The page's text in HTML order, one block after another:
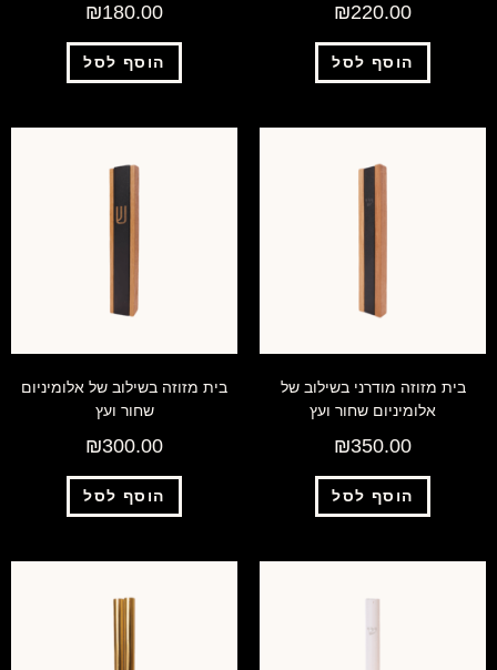
₪220.00
הוסף לסל
₪180.00
הוסף לסל
בית מזוזה מודרני בשילוב של
אלומיניום שחור ועץ
₪350.00
הוסף לסל
בית מזוזה בשילוב של אלומיניום
שחור ועץ
₪300.00
הוסף לסל